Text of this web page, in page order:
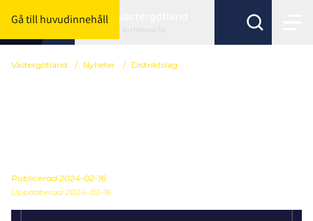
Gå till huvudinnehåll
Byt förbund här
Västergötland / Nyheter / Distriktslag
Publicerad 2024-02-16
Uppdaterad 2024-02-16